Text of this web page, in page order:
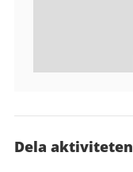
Dela aktiviteten